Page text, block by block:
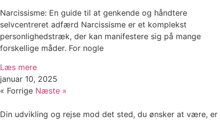
Narcissisme: En guide til at genkende og håndtere
selvcentreret adfærd Narcissisme er et komplekst
personlighedstræk, der kan manifestere sig på mange
forskellige måder. For nogle
Læs mere
januar 10, 2025
« Forrige Næste »
Din udvikling og rejse mod det sted, du ønsker at være, er